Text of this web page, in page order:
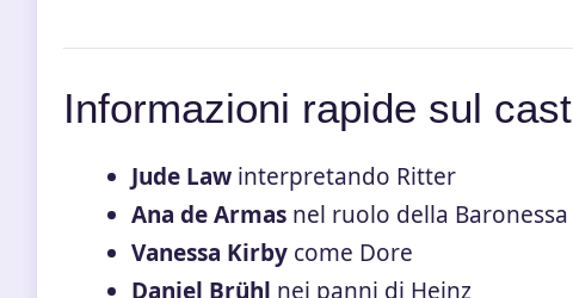
Informazioni rapide sul cast
Jude Law interpretando Ritter
Ana de Armas nel ruolo della Baronessa
Vanessa Kirby come Dore
Daniel Brühl nei panni di Heinz